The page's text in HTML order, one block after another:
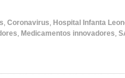
, Coronavirus, Hospital Infanta
, Medicamentos innovadores,